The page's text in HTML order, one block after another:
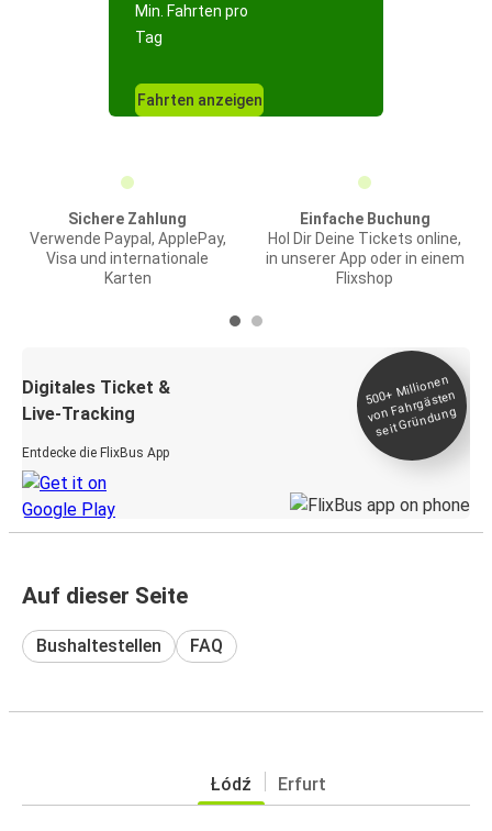
Min. Fahrten pro
Tag
Fahrten anzeigen
Sichere Zahlung
Verwende Paypal, ApplePay,
Visa und internationale
Karten
Einfache Buchung
Hol Dir Deine Tickets online,
in unserer App oder in einem
Flixshop
Digitales Ticket &
Live-Tracking
Entdecke die FlixBus App
500+
Millionen
von Fahrgästen
seit
Gründung
Auf dieser Seite
Bushaltestellen FAQ
Łódź Erfurt